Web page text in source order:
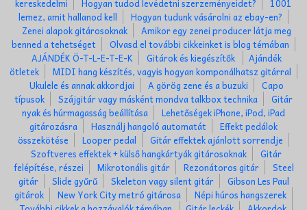
kereskedelmi
Hogyan tudod levédetni szerzeményeidet?
1001
lemez, amit hallanod kell
Hogyan tudunk vásárolni az ebay-en?
Zenei alapok gitárosoknak
Amikor egy zenei producer látja meg
benned a tehetséget
Olvasd el további cikkeinket is blog témában
AJÁNDÉK Ö-T-L-E-T-E-K
Gitárok és kiegészítők
Ajándék
ötletek
MIDI hang készítés, vagyis hogyan komponálhatsz gitárral
Ukulele és annak akkordjai
A görög zene és a buzuki
Capo
típusok
Szájgitár vagy másként mondva talkbox technika
Gitár
nyak és húrmagasság beállítása
Lehetőségek iPhone, iPod, iPad
gitározásra
Használj hangoló automatát
Effekt pedálok
összekötése
Looper pedal
Gitár effektek ajánlott sorrendje
Szoftveres effektek + külső hangkártyák gitárosoknak
Gitár
felépítése, részei
Mikrotonális gitár Rezonátoros gitár
Steel
gitár
Slide gyűrű Skeleton vagy silent gitár
Gibson Les Paul
gitárok
New York City metró gitárosa
Népi húros hangszerek